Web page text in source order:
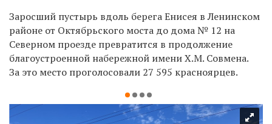
Заросший пустырь вдоль берега Енисея в Ленинском
районе от Октябрьского моста до дома № 12 на
Северном проезде превратится в продолжение
благоустроенной набережной имени Х.М. Совмена.
За это место проголосовали 27 595 красноярцев.